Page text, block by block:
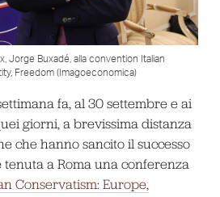
Jorge Buxadé, alla convention Italian
Freedom (Imagoeconomica)
fa, al 30 settembre e ai
giorni, a brevissima distanza
che hanno sancito il successo
tenuta a Roma una conferenza
Conservatism: Europe,